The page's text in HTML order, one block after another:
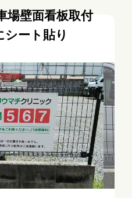
場壁面看板取付
シート貼り